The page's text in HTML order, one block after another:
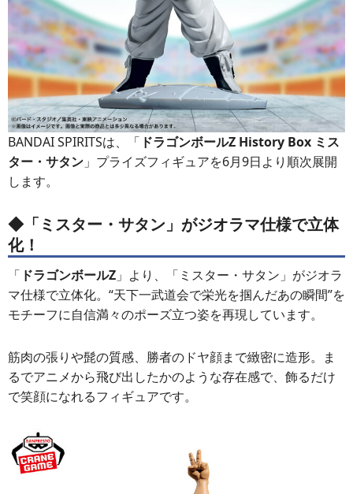
BANDAI SPIRITSは、「 ドラゴンボールZ History Box ミス
ター・サタン 」プライズフィギュアを6月9日より順次展開
します。
◆「ミスター・サタン」がジオラマ仕様で立体
化！
「 ドラゴンボールZ 」より、「ミスター・サタン」がジオラ
マ仕様で立体化。“天下一武道会で栄光を掴んだあの瞬間”を
モチーフに自信満々のポーズ立つ姿を再現しています。
筋肉の張りや髭の質感、勝者のドヤ顔まで緻密に造形。ま
るでアニメから飛び出したかのような存在感で、飾るだけ
で笑顔になれるフィギュアです。